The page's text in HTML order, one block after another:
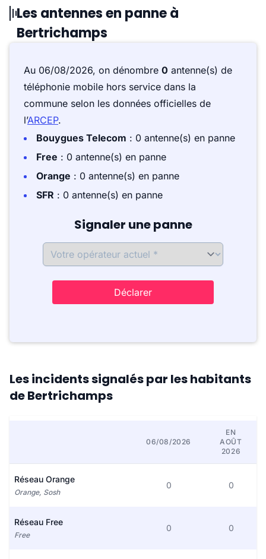
Les antennes en panne à
Bertrichamps
Au 06/08/2026, on dénombre 0 antenne(s) de
téléphonie mobile hors service dans la
commune selon les données officielles de
l’ARCEP.
Bouygues Telecom : 0 antenne(s) en panne
Free : 0 antenne(s) en panne
Orange : 0 antenne(s) en panne
SFR : 0 antenne(s) en panne
Signaler une panne
Déclarer
Les incidents signalés par les habitants
de Bertrichamps
06/08/2026
EN
AOÛT
2026
Réseau Orange
Orange, Sosh
0 0
Réseau Free
Free
0 0